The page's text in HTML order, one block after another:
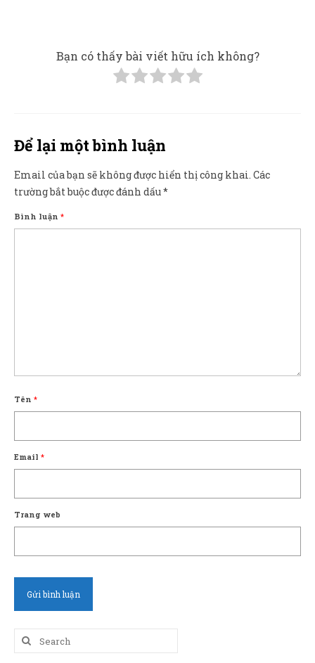
Bạn có thấy bài viết hữu ích không?
Để lại một bình luận
Email của bạn sẽ không được hiển thị công khai. Các
trường bắt buộc được đánh dấu*
Bình luận *
Tên *
Email *
Trang web
Search
for: